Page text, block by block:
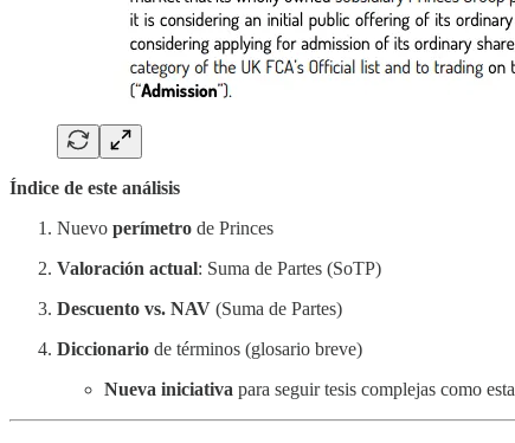
Índice de este análisis
Nuevo perímetro de Princes
Valoración actual: Suma de Partes (SoTP)
Descuento vs. NAV (Suma de Partes)
Diccionario de términos (glosario breve)
Nueva iniciativa para seguir tesis complejas como